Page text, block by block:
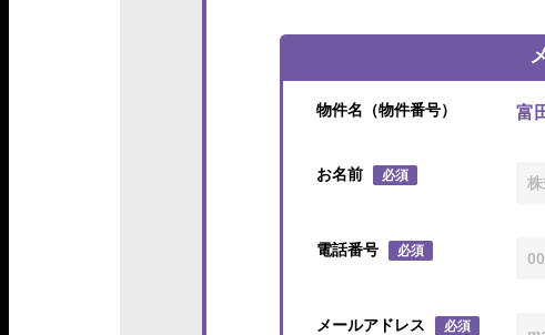
物件名（物件番号） 富
お名前 必須
電話番号 必須
メールアドレス 必須